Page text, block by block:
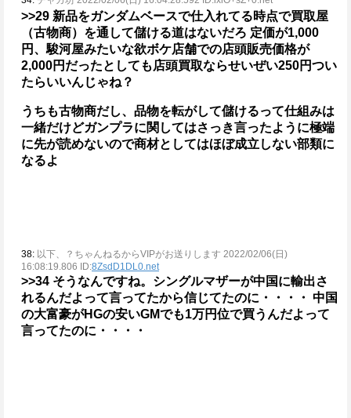
>>29 新品をガンダムベースで仕入れてる時点で買取屋
（古物商）を通して儲ける道はないだろ 定価が1,000
円、駿河屋みたいな欲ボケ店舗での店頭販売価格が
2,000円だったとしても店頭買取ならせいぜい250円つい
たらいいんじゃね？
うちも古物商だし、品物を転がして儲けるって仕組みは
一緒だけどガンプラに関してはさっき言ったように極端
に先が読めないので商材としてはほぼ成立しない部類に
なるよ
38: 以下、？ちゃんねるからVIPがお送りします 2022/02/06(日)
16:08:19.806 ID:8ZsdD1DL0.net
>>34 そうなんですね。シングルマザーが中国に輸出さ
れるんだよって言ってたから信じてたのに・・・・ 中国
の大富豪がHGの安いGMでも1万円位で買うんだよって
言ってたのに・・・・